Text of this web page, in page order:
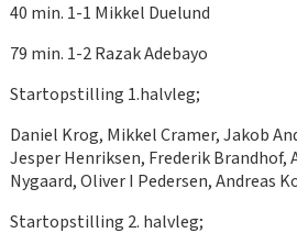
40 min. 1-1 Mikkel Duelund
79 min. 1-2 Razak Adebayo
Startopstilling 1.halvleg;
Daniel Krog, Mikkel Cramer, Jakob
Jesper Henriksen, Frederik Brandhof,
Nygaard, Oliver I Pedersen, Andreas
Startopstilling 2. halvleg;